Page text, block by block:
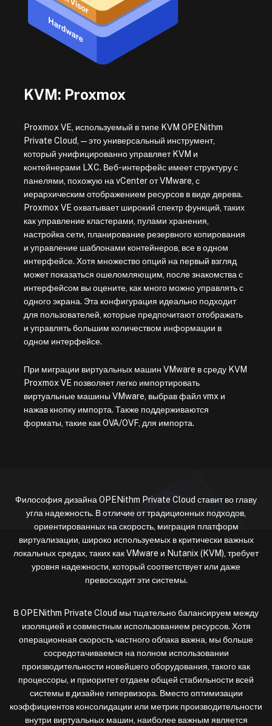
KVM: Proxmox
Proxmox VE, используемый в типе KVM OPENithm
Private Cloud, — это универсальный инструмент,
который унифицированно управляет KVM и
контейнерами LXC. Веб-интерфейс имеет структуру с
панелями, похожую на vCenter от VMware, с
иерархическим отображением ресурсов в виде дерева.
Proxmox VE охватывает широкий спектр функций, таких
как управление кластерами, пулами хранения,
настройка сети, планирование резервного копирования
и управление шаблонами контейнеров, все в одном
интерфейсе. Хотя множество опций на первый взгляд
может показаться ошеломляющим, после знакомства с
интерфейсом вы оцените, как много можно управлять с
одного экрана. Эта конфигурация идеально подходит
для пользователей, которые предпочитают отображать
и управлять большим количеством информации в
одном интерфейсе.
При миграции виртуальных машин VMware в среду KVM
Proxmox VE позволяет легко импортировать
виртуальные машины VMware, выбрав файл vmx и
нажав кнопку импорта. Также поддерживаются
форматы, такие как OVA/OVF, для импорта.
Философия дизайна OPENithm Private Cloud ставит во главу
угла надежность. В отличие от традиционных подходов,
ориентированных на скорость, миграция платформ
виртуализации, широко используемых в критически важных
локальных средах, таких как VMware и Nutanix (KVM), требует
уровня надежности, который соответствует или даже
превосходит эти системы.
В OPENithm Private Cloud мы тщательно балансируем между
изоляцией и совместным использованием ресурсов. Хотя
операционная скорость частного облака важна, мы больше
сосредотачиваемся на полном использовании
производительности новейшего оборудования, такого как
процессоры, и приоритет отдаем общей стабильности всей
системы в дизайне гипервизора. Вместо оптимизации
коэффициентов консолидации или метрик производительности
внутри виртуальных машин, наиболее важным является